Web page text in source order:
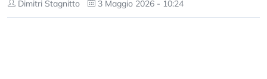
Dimitri Stagnitto 3 Maggio 2026 - 10:24